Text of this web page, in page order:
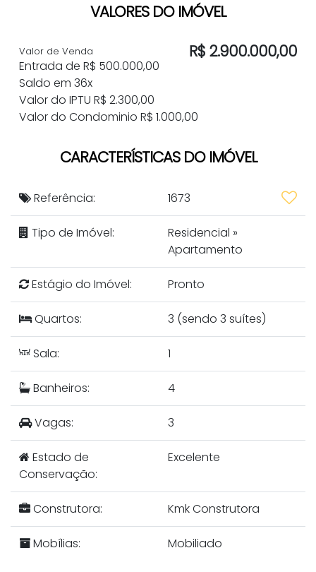
VALORES DO IMÓVEL
R$ 2.900.000,00
Valor de Venda
Entrada de R$ 500.000,00
Saldo em 36x
Valor do IPTU R$ 2.300,00
Valor do Condominio R$ 1.000,00
CARACTERÍSTICAS DO IMÓVEL
Referência: 1673
Tipo de Imóvel: Residencial »
Apartamento
Estágio do Imóvel: Pronto
Quartos: 3 (sendo 3 suítes)
Sala: 1
Banheiros: 4
Vagas: 3
Estado de
Conservação:
Excelente
Construtora: Kmk Construtora
Mobílias: Mobiliado